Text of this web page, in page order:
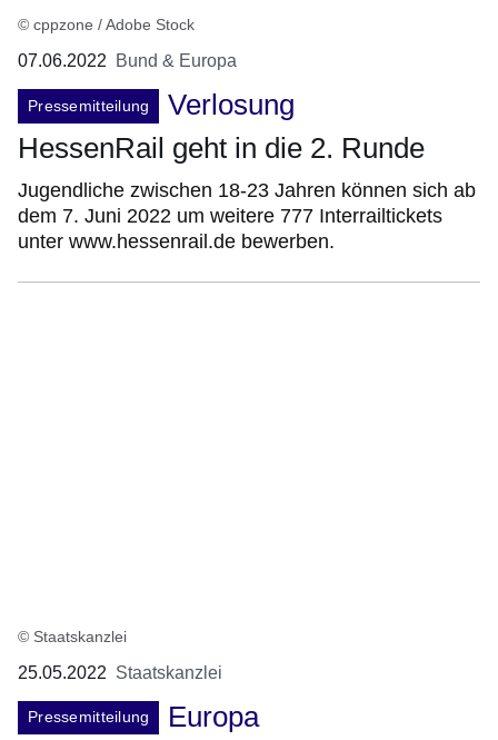
© cppzone / Adobe Stock
07.06.2022 Bund & Europa
Pressemitteilung
Verlosung
HessenRail geht in die 2. Runde
Jugendliche zwischen 18-23 Jahren können sich ab
dem 7. Juni 2022 um weitere 777 Interrailtickets
unter www.hessenrail.de bewerben.
© Staatskanzlei
25.05.2022 Staatskanzlei
Pressemitteilung
Europa